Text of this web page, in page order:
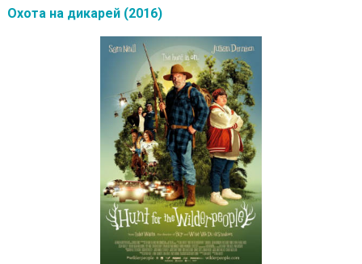
Охота на дикарей (2016)